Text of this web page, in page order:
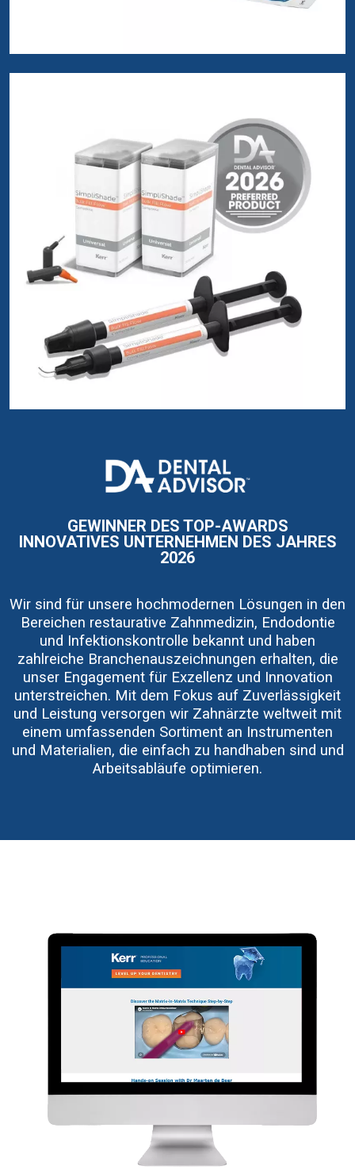
I
m
a
GEWINNER DES TOP-AWARDS
INNOVATIVES UNTERNEHMEN DES JAHRES
2026
Wir sind für unsere hochmodernen Lösungen in den
Bereichen restaurative Zahnmedizin, Endodontie
und Infektionskontrolle bekannt und haben
zahlreiche Branchenauszeichnungen erhalten, die
unser Engagement für Exzellenz und Innovation
unterstreichen. Mit dem Fokus auf Zuverlässigkeit
und Leistung versorgen wir Zahnärzte weltweit mit
einem umfassenden Sortiment an Instrumenten
und Materialien, die einfach zu handhaben sind und
Arbeitsabläufe optimieren.